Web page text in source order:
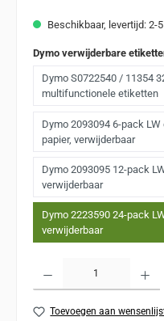
Beschikbaar, levertijd: 2-
Dymo verwijderbare
Dymo S0722540 / 11354
multifunctionele etiketten
Dymo 2093094 6-pack
papier, verwijderbaar
Dymo 2093095 12-pack
verwijderbaar
Dymo 2223590 24-pack
verwijderbaar
Toevoegen aan